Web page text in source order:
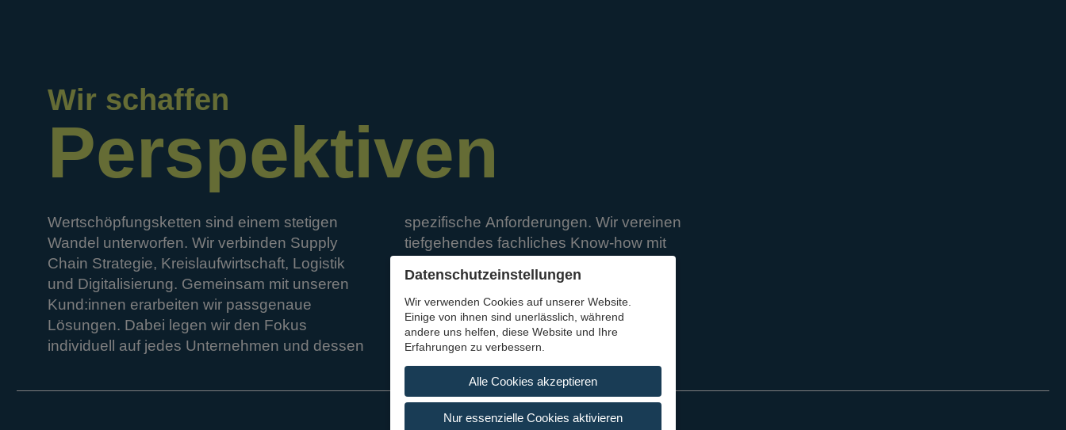
Wir schaffen
Perspektiven
Wertschöpfungsketten sind einem stetigen
Wandel unterworfen. Wir verbinden Supply
Chain Strategie, Kreislaufwirtschaft, Logistik
und Digitalisierung. Gemeinsam mit unseren
Kund:innen erarbeiten wir passgenaue
Lösungen. Dabei legen wir den Fokus
individuell
auf jedes Unternehmen und dessen
spezifische Anforderungen. Wir vereinen
tiefgehendes fachliches Know-how mit
Umsetzungskompetenz aus
unterschiedlichsten Projekten.
Datenschutz­einstellungen
Wir verwenden Cookies auf unserer Website.
Einige von ihnen sind unerlässlich, während
andere uns helfen, diese Website und Ihre
Erfahrungen zu verbessern.
Alle Cookies akzeptieren
Nur essenzielle Cookies aktivieren